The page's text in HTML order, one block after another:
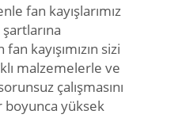
fan kayışlarımız
kayışımızın sizi
malzemelerle ve
çalışmasını
boyunca yüksek